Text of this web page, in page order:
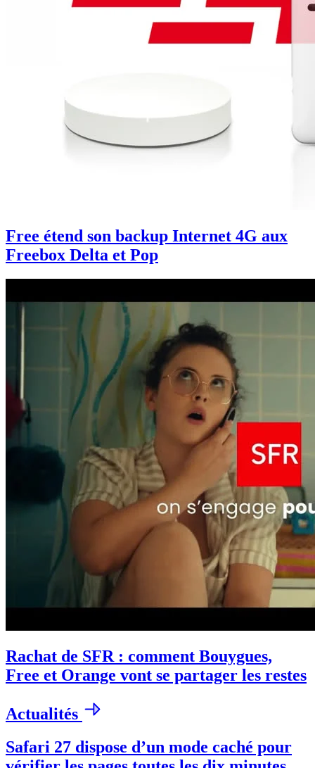
Free étend son backup Internet 4G aux
Freebox Delta et Pop
Rachat de SFR : comment Bouygues,
Free et Orange vont se partager les restes
Actualités
Safari 27 dispose d’un mode caché pour